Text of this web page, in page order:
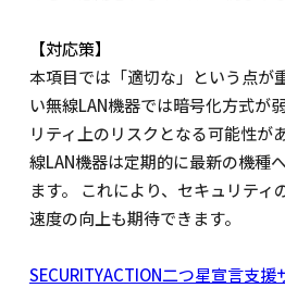
【対応策】
本項目では「適切な」という点が
い無線LAN機器では暗号化方式が
リティ上のリスクとなる可能性が
線LAN機器は定期的に最新の機種
ます。 これにより、セキュリティ
速度の向上も期待できます。
SECURITYACTION二つ星宣言支援